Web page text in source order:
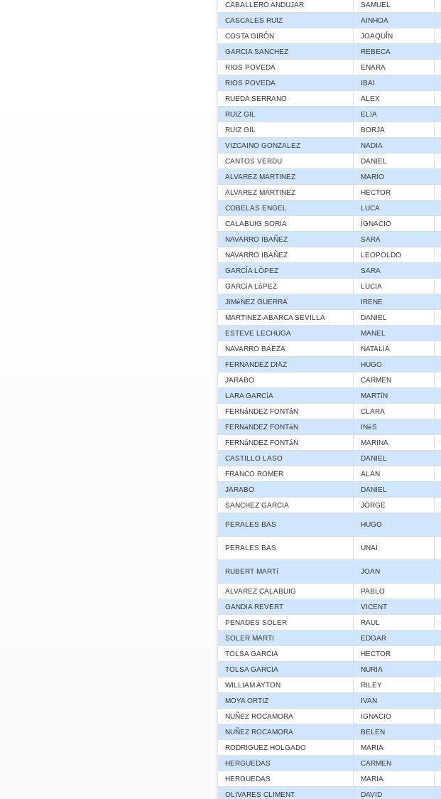
CABALLERO ANDUJAR
SAMUEL
CASCALES RUIZ
AINHOA
COSTA GIRÓN
JOAQUÍN
GARCIA SANCHEZ
REBECA
RIOS POVEDA
ENARA
RIOS POVEDA
IBAI
RUEDA SERRANO
ALEX
RUIZ GIL
ELIA
RUIZ GIL
BORJA
VIZCAINO GONZALEZ
NADIA
CANTOS VERDU
DANIEL
ALVAREZ MARTINEZ
MARIO
ALVAREZ MARTINEZ
HECTOR
COBELAS ENGEL
LUCA
CALABUIG SORIA
IGNACIO
NAVARRO IBAÑEZ
SARA
NAVARRO IBAÑEZ
LEOPOLDO
GARCÍA LÓPEZ
SARA
GARCíA LóPEZ
LUCIA
JIMéNEZ GUERRA
IRENE
MARTINEZ-ABARCA SEVILLA
DANIEL
ESTEVE LECHUGA
MANEL
NAVARRO BAEZA
NATALIA
FERNANDEZ DIAZ
HUGO
JARABO
CARMEN
LARA GARCíA
MARTíN
FERNáNDEZ FONTáN
CLARA
FERNáNDEZ FONTáN
INéS
FERNáNDEZ FONTáN
MARINA
CASTILLO LASO
DANIEL
FRANCO ROMER
ALAN
JARABO
DANIEL
SANCHEZ GARCIA
JORGE
PERALES BAS HUGO
PERALES BAS UNAI
RUBERT MARTí JOAN
ALVAREZ CALABUIG PABLO
GANDIA REVERT
VICENT
PENADES SOLER
RAUL
SOLER MARTI
EDGAR
TOLSA GARCIA
HECTOR
TOLSA GARCIA
NURIA
WILLIAM AYTON
RILEY
MOYA ORTIZ
IVAN
NUÑEZ ROCAMORA
IGNACIO
NUÑEZ ROCAMORA
BELEN
RODRIGUEZ HOLGADO
MARIA
HERGUEDAS
CARMEN
HERGUEDAS
MARIA
OLIVARES CLIMENT
DAVID